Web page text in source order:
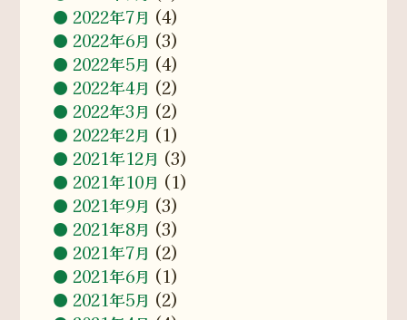
2022年7月 (4)
2022年6月 (3)
2022年5月 (4)
2022年4月 (2)
2022年3月 (2)
2022年2月 (1)
2021年12月 (3)
2021年10月 (1)
2021年9月 (3)
2021年8月 (3)
2021年7月 (2)
2021年6月 (1)
2021年5月 (2)